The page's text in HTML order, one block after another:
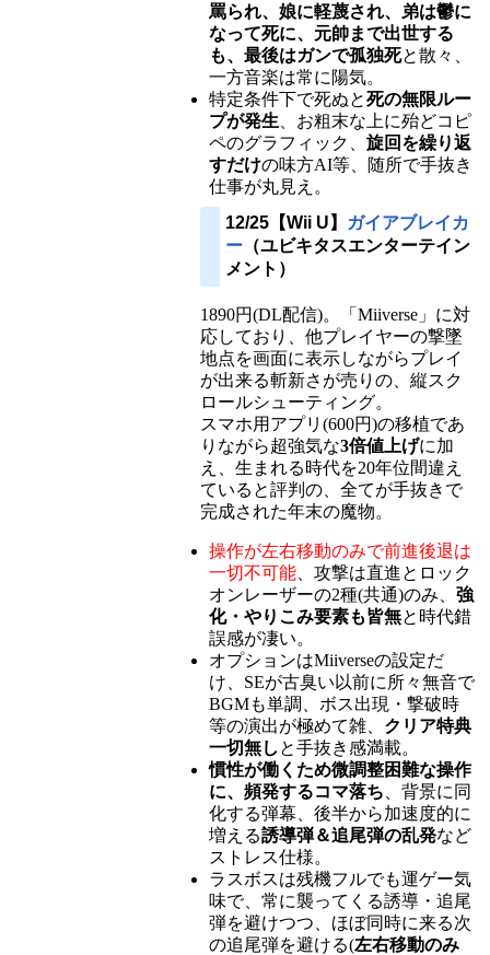
罵られ、娘に軽蔑され、弟は鬱に
なって死に、元帥まで出世する
も、最後はガンで孤独死と散々、
一方音楽は常に陽気。
特定条件下で死ぬと死の無限ルー
プが発生 、お粗末な上に殆どコピ
ペのグラフィック、 旋回を繰り返
すだけの味方AI等、随所で手抜き
仕事が丸見え。
12/25【Wii U】
ガイアブレイカ
ー（ユビキタスエンターテイン
メント）
1890円(DL配信)。「Miiverse」に対
応しており、他プレイヤーの撃墜
地点を画面に表示しながらプレイ
が出来る斬新さが売りの、縦スク
ロールシューティング。
スマホ用アプリ(600円)の移植であ
りながら超強気な3倍値上げに加
え、生まれる時代を20年位間違え
ていると評判の、全てが手抜きで
完成された年末の魔物。
操作が左右移動のみで前進後退は
一切不可能 、攻撃は直進とロック
オンレーザーの2種(共通)のみ、 強
化・やりこみ要素も皆無と時代錯
誤感が凄い。
オプションはMiiverseの設定だ
け、SEが古臭い以前に所々無音で
BGMも単調、ボス出現・撃破時
等の演出が極めて雑、 クリア特典
一切無し と手抜き感満載。
慣性が働くため微調整困難な操作
に、頻発するコマ落ち 、背景に同
化する弾幕、後半から加速度的に
増える誘導弾＆追尾弾の乱発など
ストレス仕様。
ラスボスは残機フルでも運ゲー気
味で、常に襲ってくる誘導・追尾
弾を避けつつ、ほぼ同時に来る次
の追尾弾を避ける(左右移動のみ